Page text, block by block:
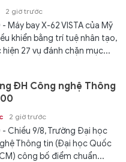
2 giờ trước
Máy bay X-62 VISTA của Mỹ
khiển bằng trí tuệ nhân tạo,
27 vụ đánh chặn mục...
ĐH Công nghệ Thông
2 giờ trước
Chiều 9/8, Trường Đại học
Thông tin (Đại học Quốc
công bố điểm chuẩn...